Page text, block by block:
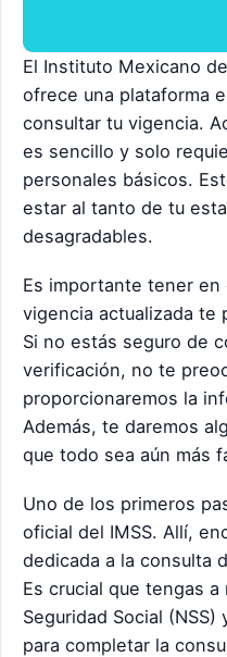
El Instituto Mexicano
ofrece una plataforma
consultar tu vigencia.
es sencillo y solo
personales básicos.
estar al tanto de tu
desagradables.
Es importante tener
vigencia actualizada te
Si no estás seguro de
verificación, no te
proporcionaremos la
Además, te daremos
que todo sea aún más
Uno de los primeros
oficial del IMSS. Allí,
dedicada a la consulta
Es crucial que tengas
Seguridad Social
para completar la